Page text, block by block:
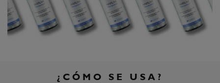
¿CÓMO SE USA?